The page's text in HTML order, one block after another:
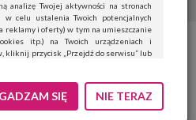
analizę Twojej aktywności na stronach
celu ustalenia Twoich potencjalnych
reklamy i oferty) w tym na umieszczanie
itp.) na Twoich urządzeniach i
kliknij przycisk „Przejdź do serwisu” lub
„Nie teraz”.
Możesz edytować zakres zgody, w tym
SIĘ NIE TERAZ
odbiera
Mercedes-Benz